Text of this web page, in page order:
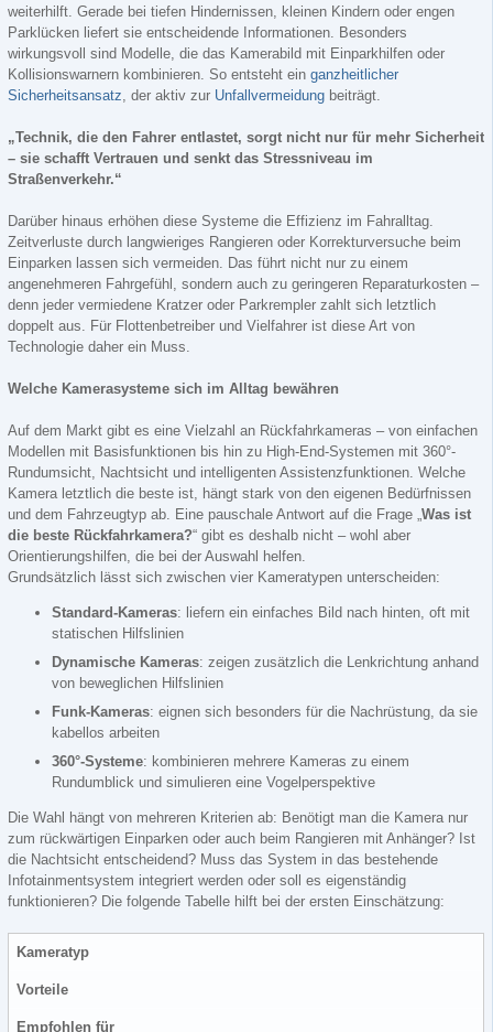
weiterhilft. Gerade bei tiefen Hindernissen, kleinen Kindern oder engen
Parklücken liefert sie entscheidende Informationen. Besonders
wirkungsvoll sind Modelle, die das Kamerabild mit Einparkhilfen oder
Kollisionswarnern kombinieren. So entsteht ein ganzheitlicher
Sicherheitsansatz, der aktiv zur Unfallvermeidung beiträgt.
„Technik, die den Fahrer entlastet, sorgt nicht nur für mehr Sicherheit
– sie schafft Vertrauen und senkt das Stressniveau im
Straßenverkehr.“
Darüber hinaus erhöhen diese Systeme die Effizienz im Fahralltag.
Zeitverluste durch langwieriges Rangieren oder Korrekturversuche beim
Einparken lassen sich vermeiden. Das führt nicht nur zu einem
angenehmeren Fahrgefühl, sondern auch zu geringeren Reparaturkosten –
denn jeder vermiedene Kratzer oder Parkrempler zahlt sich letztlich
doppelt aus. Für Flottenbetreiber und Vielfahrer ist diese Art von
Technologie daher ein Muss.
Welche Kamerasysteme sich im Alltag bewähren
Auf dem Markt gibt es eine Vielzahl an Rückfahrkameras – von einfachen
Modellen mit Basisfunktionen bis hin zu High-End-Systemen mit 360°-
Rundumsicht, Nachtsicht und intelligenten Assistenzfunktionen. Welche
Kamera letztlich die beste ist, hängt stark von den eigenen Bedürfnissen
und dem Fahrzeugtyp ab. Eine pauschale Antwort auf die Frage „Was ist
die beste Rückfahrkamera?“ gibt es deshalb nicht – wohl aber
Orientierungshilfen, die bei der Auswahl helfen.
Grundsätzlich lässt sich zwischen vier Kameratypen unterscheiden:
Standard-Kameras: liefern ein einfaches Bild nach hinten, oft mit
statischen Hilfslinien
Dynamische Kameras: zeigen zusätzlich die Lenkrichtung anhand
von beweglichen Hilfslinien
Funk-Kameras: eignen sich besonders für die Nachrüstung, da sie
kabellos arbeiten
360°-Systeme: kombinieren mehrere Kameras zu einem
Rundumblick und simulieren eine Vogelperspektive
Die Wahl hängt von mehreren Kriterien ab: Benötigt man die Kamera nur
zum rückwärtigen Einparken oder auch beim Rangieren mit Anhänger? Ist
die Nachtsicht entscheidend? Muss das System in das bestehende
Infotainmentsystem integriert werden oder soll es eigenständig
funktionieren? Die folgende Tabelle hilft bei der ersten Einschätzung:
Kameratyp
Vorteile
Empfohlen für